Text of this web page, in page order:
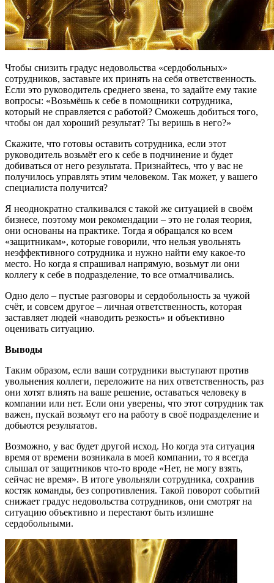
Чтобы снизить градус недовольства «сердобольных»
сотрудников, заставьте их принять на себя ответственность.
Если это руководитель среднего звена, то задайте ему такие
вопросы: «Возьмёшь к себе в помощники сотрудника,
который не справляется с работой? Сможешь добиться того,
чтобы он дал хороший результат? Ты веришь в него?»
Скажите, что готовы оставить сотрудника, если этот
руководитель возьмёт его к себе в подчинение и будет
добиваться от него результата. Признайтесь, что у вас не
получилось управлять этим человеком. Так может, у вашего
специалиста получится?
Я неоднократно сталкивался с такой же ситуацией в своём
бизнесе, поэтому мои рекомендации – это не голая теория,
они основаны на практике. Тогда я обращался ко всем
«защитникам», которые говорили, что нельзя увольнять
неэффективного сотрудника и нужно найти ему какое-то
место. Но когда я спрашивал напрямую, возьмут ли они
коллегу к себе в подразделение, то все отмалчивались.
Одно дело – пустые разговоры и сердобольность за чужой
счёт, и совсем другое – личная ответственность, которая
заставляет людей «наводить резкость» и объективно
оценивать ситуацию.
Выводы
Таким образом, если ваши сотрудники выступают против
увольнения коллеги, переложите на них ответственность, раз
они хотят влиять на ваше решение, оставаться человеку в
компании или нет. Если они уверены, что этот сотрудник так
важен, пускай возьмут его на работу в своё подразделение и
добьются результатов.
Возможно, у вас будет другой исход. Но когда эта ситуация
время от времени возникала в моей компании, то я всегда
слышал от защитников что-то вроде «Нет, не могу взять,
сейчас не время». В итоге увольняли сотрудника, сохранив
костяк команды, без сопротивления. Такой поворот событий
снижает градус недовольства сотрудников, они смотрят на
ситуацию объективно и перестают быть излишне
сердобольными.